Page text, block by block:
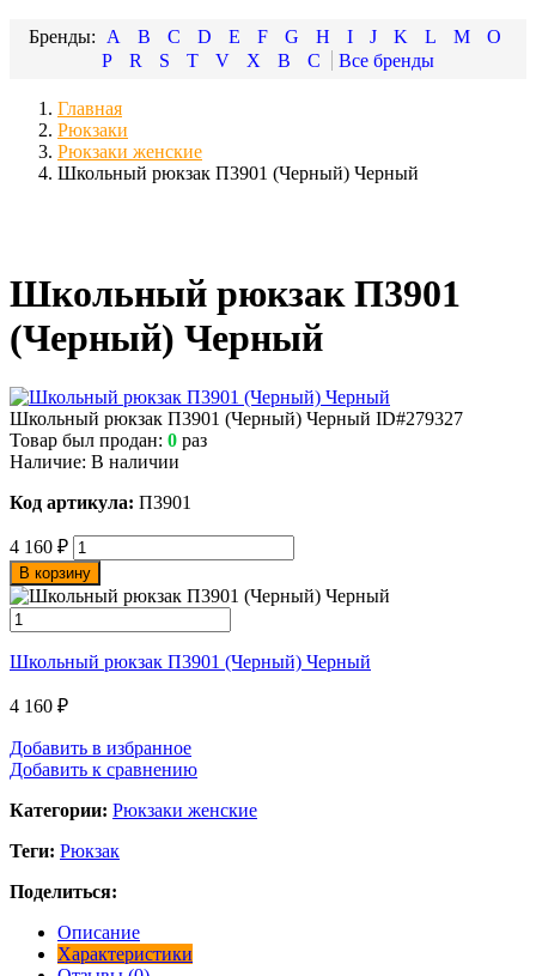
A B C D E F G H I J K L M
O
P
R S T V X В С
Главная
Рюкзаки
Рюкзаки женские
Школьный рюкзак П3901 (Черный) Черный
Школьный рюкзак П3901
(Черный) Черный
Школьный рюкзак П3901 (Черный) Черный ID#279327
Товар был продан: 0 раз
Наличие: В наличии
Код артикула: П3901
4 160 ₽
В корзину
Школьный рюкзак П3901 (Черный) Черный
4 160 ₽
Добавить в избранное
Добавить к сравнению
Категории: Рюкзаки женские
Теги: Рюкзак
Поделиться:
Описание
Характеристики